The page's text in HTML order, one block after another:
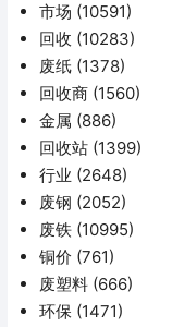
市场 (10591)
回收 (10283)
废纸 (1378)
回收商 (1560)
金属 (886)
回收站 (1399)
行业 (2648)
废钢 (2052)
废铁 (10995)
铜价 (761)
废塑料 (666)
环保 (1471)